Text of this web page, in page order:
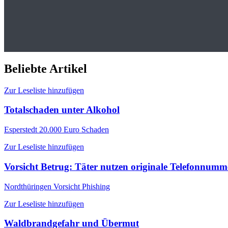
Beliebte Artikel
Zur Leseliste hinzufügen
Totalschaden unter Alkohol
Esperstedt 20.000 Euro Schaden
Zur Leseliste hinzufügen
Vorsicht Betrug: Täter nutzen originale
Nordthüringen Vorsicht Phishing
Zur Leseliste hinzufügen
Waldbrandgefahr und Übermut